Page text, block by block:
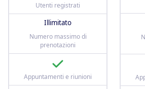
Utenti registrati
Illimitato
Numero massimo di
prenotazioni
Appuntamenti e riunioni